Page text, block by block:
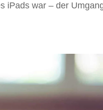
iPads war – der